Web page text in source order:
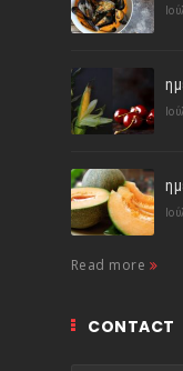
Read more
CONTACT